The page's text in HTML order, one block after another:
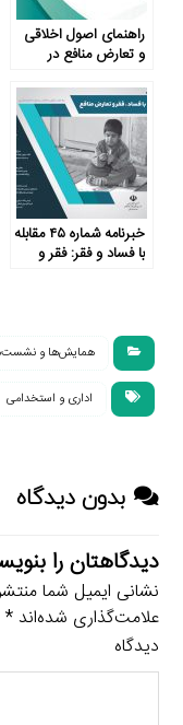
راهنمای اصول اخلاقی
و تعارض منافع در
محیط زیست ایالات
متحده
خبرنامه شماره ۴۵ مقابله
با فساد و فقر: فقر و
همایش‌ها و
اداری و استخدامی
بدون دیدگاه
دیدگاهتان را
نشانی ایمیل شما
علامت‌گذاری شده‌اند*
دیدگاه